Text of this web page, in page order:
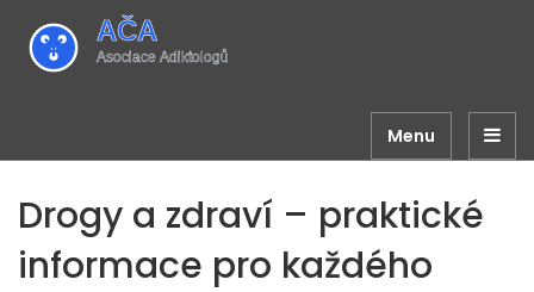
Menu
Drogy a zdraví – praktické
informace pro každého